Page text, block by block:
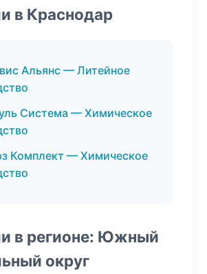
в Краснодар
Альянс — Литейное
Система — Химическое
Комплект — Химическое
в регионе: Южный
округ